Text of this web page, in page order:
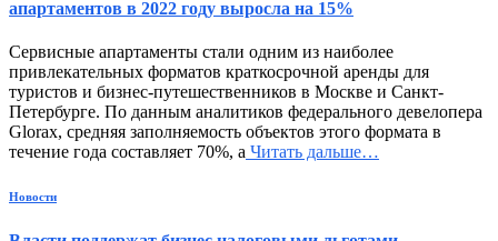
апартаментов в 2022 году выросла на 15%
Сервисные апартаменты стали одним из наиболее
привлекательных форматов краткосрочной аренды для
туристов и бизнес-путешественников в Москве и Санкт-
Петербурге. По данным аналитиков федерального девелопера
Glorax, средняя заполняемость объектов этого формата в
течение года составляет 70%, а Читать дальше…
Новости